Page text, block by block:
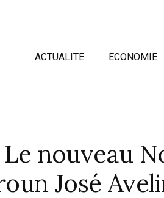
ACTUALITE ECONOMIE
nouveau
José